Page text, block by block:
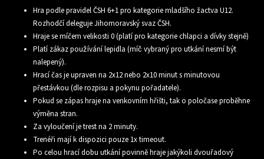
Hra podle pravidel ČSH 6+1 pro kategorie mladšího žactva U12.
Rozhodčí deleguje Jihomoravský svaz ČSH.
Hraje se míčem velikosti 0 (platí pro kategorie chlapci a dívky stejně)
Platí zákaz používání lepidla (míč vybraný pro utkání nesmí být
nalepený).
Hrací čas je upraven na 2x12 nebo 2x10 minut s minutovou
přestávkou (dle rozpisu a pokynu pořadatele).
Pokud se zápas hraje na venkovním hřišti, tak o poločase proběhne
výměna stran.
Za vyloučení je trest na 2 minuty.
Trenéři mají k dispozici pouze 1x timeout.
Po celou hrací dobu utkání povinně hraje jakýkoli dvouřadový